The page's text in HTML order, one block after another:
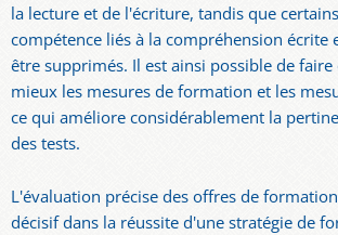
la lecture et de l'écriture, tandis que
compétence liés à la compréhension écrite
être supprimés. Il est ainsi possible de
mieux les mesures de formation et les
ce qui améliore considérablement la
des tests.
L'évaluation précise des offres de
décisif dans la réussite d'une stratégie de